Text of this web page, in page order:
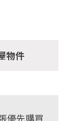
物件
優先購買